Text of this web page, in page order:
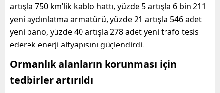
artışla 750 km’lik kablo hattı, yüzde 5 artışla 6 bin 211
yeni aydınlatma armatürü, yüzde 21 artışla 546 adet
yeni pano, yüzde 40 artışla 278 adet yeni trafo tesis
ederek enerji altyapısını güçlendirdi.
Ormanlık alanların korunması için
tedbirler artırıldı